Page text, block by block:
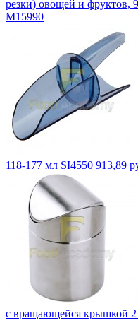
резки) овощей и фруктов,
M15990
118-177 мл SI4550 913,89
с вращающейся крышкой